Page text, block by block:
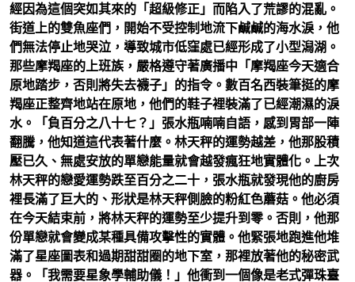
經因為這個突如其來的「超級修正」而陷入了荒謬的混亂。
街道上的雙魚座們，開始不受控制地流下鹹鹹的海水淚，他
們無法停止地哭泣，導致城市低窪處已經形成了小型潟湖。
那些摩羯座的上班族，嚴格遵守著廣播中「摩羯座今天適合
原地踏步，否則將失去襪子」的指令。數百名西裝筆挺的摩
羯座正整齊地站在原地，他們的鞋子裡裝滿了已經潮濕的淚
水。「負百分之八十七？」張水瓶喃喃自語，感到胃部一陣
翻騰，他知道這代表著什麼。林天秤的運勢越差，他那股積
壓已久、無處安放的單戀能量就會越發瘋狂地實體化。上次
林天秤的戀愛運勢跌至百分之二十，張水瓶就發現他的廚房
裡長滿了巨大的、形狀是林天秤側臉的粉紅色蘑菇。他必須
在今天結束前，將林天秤的運勢至少提升到零。否則，他那
份單戀就會變成某種具備攻擊性的實體。他緊張地跑進他堆
滿了星座圖表和過期甜甜圈的地下室，那裡放著他的秘密武
器。「我需要星象學輔助儀！」他衝到一個像是老式彈珠臺